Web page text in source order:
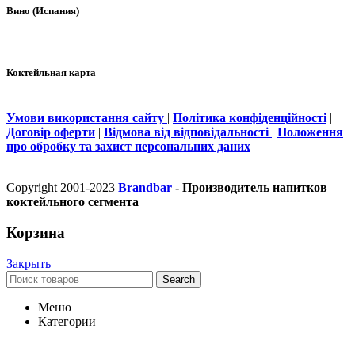
Вино (Испания)
Коктейльная карта
Умови використання сайту | Політика конфіденційності |
Договір оферти | Відмова від відповідальності | Положення
про обробку та захист персональних даних
Copyright 2001-2023 Brandbar - Производитель напитков
коктейльного сегмента
Корзина
Закрыть
Search
Меню
Категории